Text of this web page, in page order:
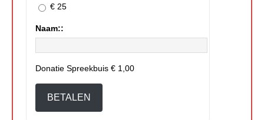
€ 25
Naam::
Donatie Spreekbuis € 1,00
BETALEN